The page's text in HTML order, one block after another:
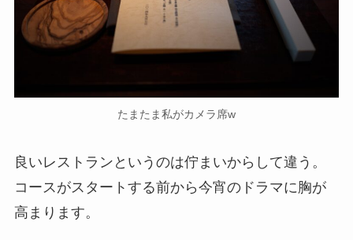
たまたま私がカメラ席w
良いレストランというのは佇まいからして違う。
コースがスタートする前から今宵のドラマに胸が
高まります。